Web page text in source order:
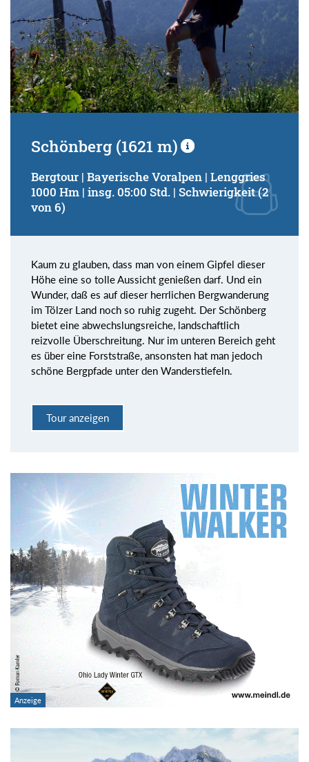
Suchbegriff:
Schönberg (1621 m)
Bergtour | Bayerische Voralpen | Lenggries
1000 Hm | insg. 05:00 Std. | Schwierigkeit (2
von 6)
Kaum zu glauben, dass man von einem Gipfel dieser
Höhe eine so tolle Aussicht genießen darf. Und ein
Wunder, daß es auf dieser herrlichen Bergwanderung
im Tölzer Land noch so ruhig zugeht. Der Schönberg
bietet eine abwechslungsreiche, landschaftlich
reizvolle Überschreitung. Nur im unteren Bereich geht
es über eine Forststraße, ansonsten hat man jedoch
schöne Bergpfade unter den Wanderstiefeln.
Tour anzeigen